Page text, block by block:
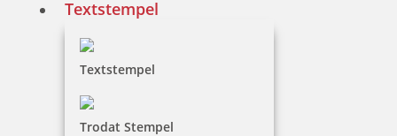
Textstempel
Textstempel
Trodat Stempel
Schornsteinfeger-
Stempel